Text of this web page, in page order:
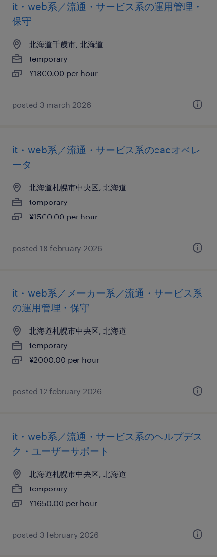
it・web系／流通・サービス系の運用管理・
保守
北海道千歳市, 北海道
temporary
¥1800.00 per hour
posted 3 march 2026
it・web系／流通・サービス系のcadオペレ
ータ
北海道札幌市中央区, 北海道
temporary
¥1500.00 per hour
posted 18 february 2026
it・web系／メーカー系／流通・サービス系
の運用管理・保守
北海道札幌市中央区, 北海道
temporary
¥2000.00 per hour
posted 12 february 2026
it・web系／流通・サービス系のヘルプデス
ク・ユーザーサポート
北海道札幌市中央区, 北海道
temporary
¥1650.00 per hour
posted 3 february 2026